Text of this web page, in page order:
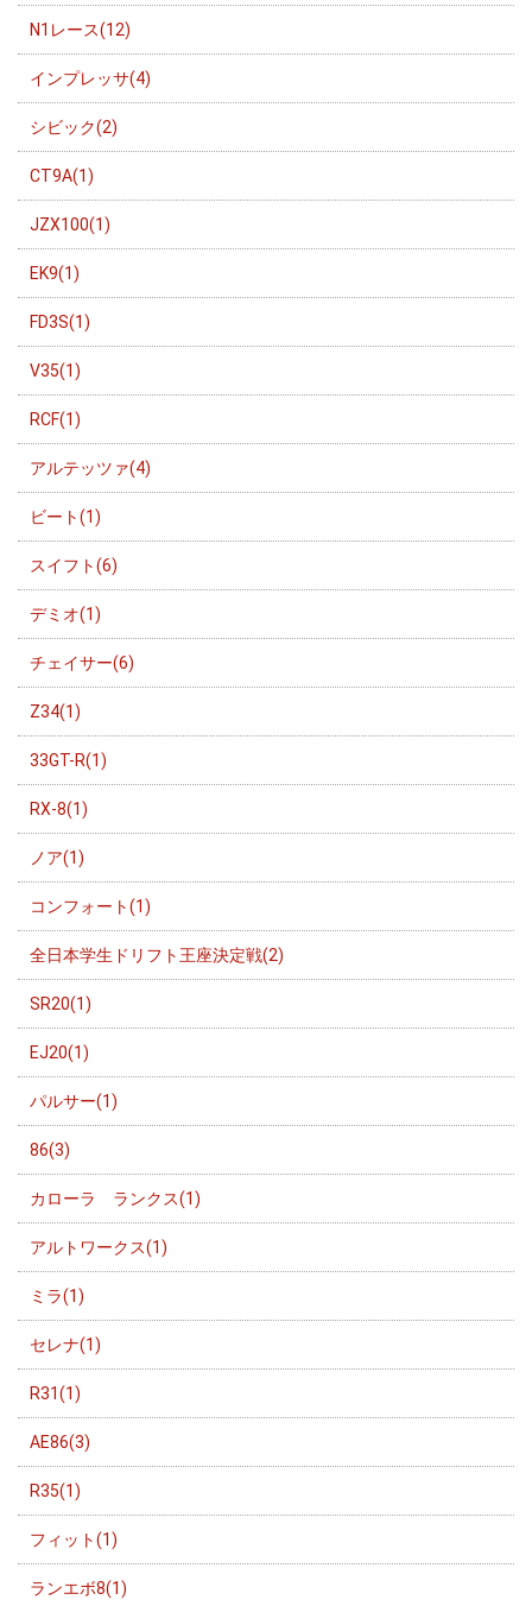
N1レース(12)
インプレッサ(4)
シビック(2)
CT9A(1)
JZX100(1)
EK9(1)
FD3S(1)
V35(1)
RCF(1)
アルテッツァ(4)
ビート(1)
スイフト(6)
デミオ(1)
チェイサー(6)
Z34(1)
33GT-R(1)
RX-8(1)
ノア(1)
コンフォート(1)
全日本学生ドリフト王座決定戦(2)
SR20(1)
EJ20(1)
パルサー(1)
86(3)
カローラ ランクス(1)
アルトワークス(1)
ミラ(1)
セレナ(1)
R31(1)
AE86(3)
R35(1)
フィット(1)
ランエボ8(1)